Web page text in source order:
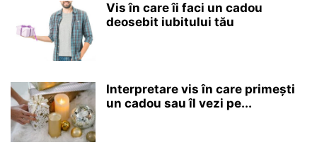
Vis în care îi faci un cadou
deosebit iubitului tău
Interpretare vis în care primești
un cadou sau îl vezi pe...